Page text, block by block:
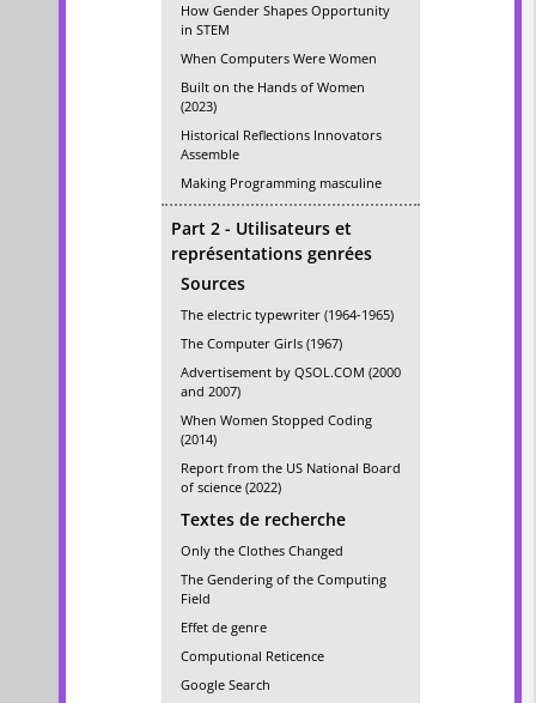
How Gender Shapes Opportunity
in STEM
When Computers Were Women
Built on the Hands of Women
(2023)
Historical Reflections Innovators
Assemble
Making Programming masculine
Part 2 - Utilisateurs et
représentations genrées
Sources
The electric typewriter (1964-1965)
The Computer Girls (1967)
Advertisement by QSOL.COM (2000
and 2007)
When Women Stopped Coding
(2014)
Report from the US National Board
of science (2022)
Textes de recherche
Only the Clothes Changed
The Gendering of the Computing
Field
Effet de genre
Computional Reticence
Google Search